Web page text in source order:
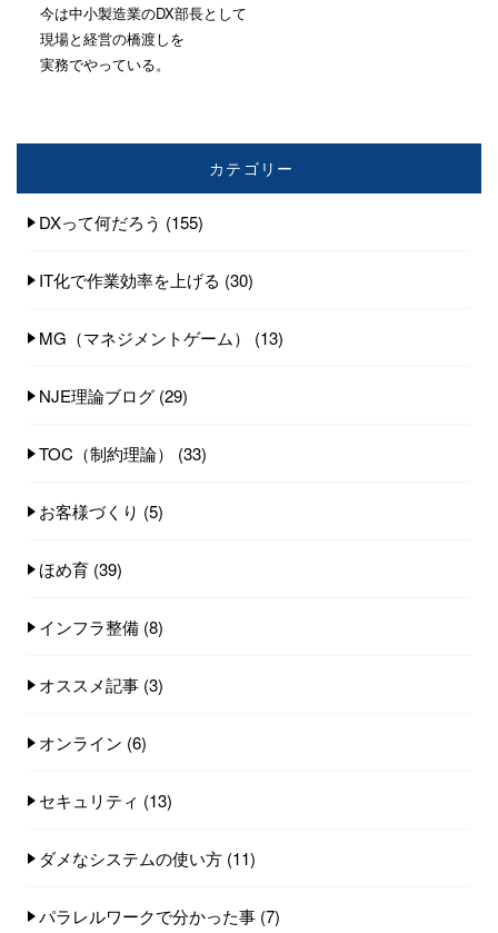
今は中小製造業のDX部長として
現場と経営の橋渡しを
実務でやっている。
カテゴリー
DXって何だろう (155)
IT化で作業効率を上げる (30)
MG（マネジメントゲーム） (13)
NJE理論ブログ (29)
TOC（制約理論） (33)
お客様づくり (5)
ほめ育 (39)
インフラ整備 (8)
オススメ記事 (3)
オンライン (6)
セキュリティ (13)
ダメなシステムの使い方 (11)
パラレルワークで分かった事 (7)